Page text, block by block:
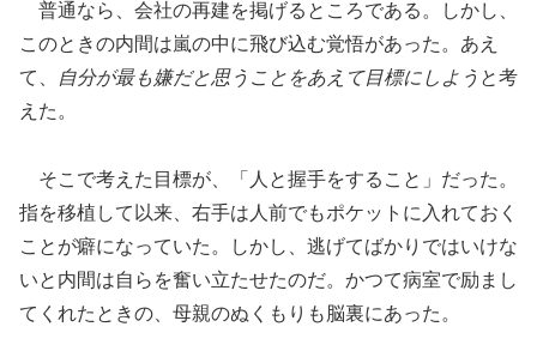
普通なら、会社の再建を掲げるところである。しかし、
このときの内間は嵐の中に飛び込む覚悟があった。あえ
て、
自分が最も嫌だと思うことをあえて目標にしよう と考
えた。
そこで考えた目標が、「人と握手をすること」だった。
指を移植して以来、右手は人前でもポケットに入れておく
ことが癖になっていた。しかし、逃げてばかりではいけな
いと内間は自らを奮い立たせたのだ。かつて病室で励まし
てくれたときの、母親のぬくもりも脳裏にあった。